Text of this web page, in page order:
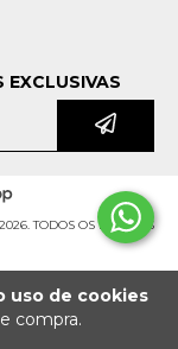
uso de cookies
compra.
EXCLUSIVAS
TODOS OS DIREITOS